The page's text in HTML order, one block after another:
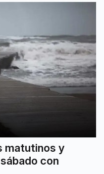
matutinos y
con